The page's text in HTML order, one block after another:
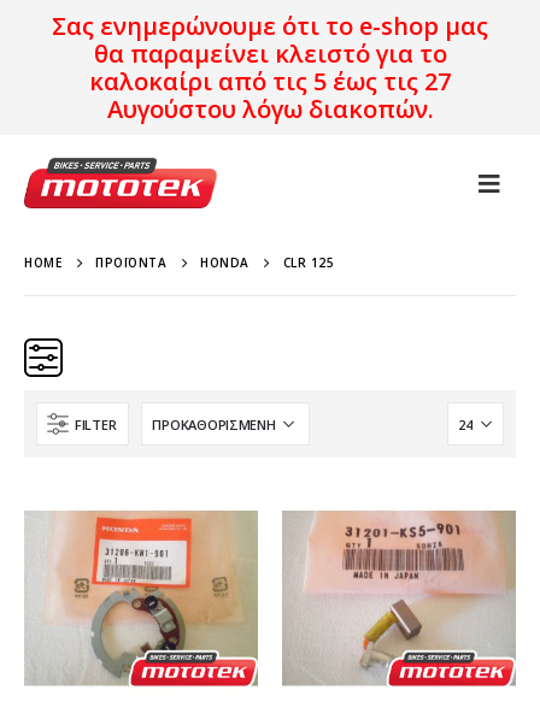
Σας ενημερώνουμε ότι το e-shop μας
θα παραμείνει κλειστό για το
καλοκαίρι από τις 5 έως τις 27
Αυγούστου λόγω διακοπών.
HOME ΠΡΟΪΌΝΤΑ HONDA CLR 125
HONDA
Χρονολογία
Κατηγορίες
Προϊόν Προέλευση
FILTER